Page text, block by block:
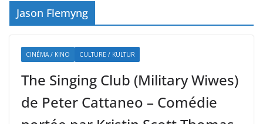
Jason Flemyng
CINÉMA / KINO CULTURE / KULTUR
The Singing Club (Military Wiwes)
de Peter Cattaneo – Comédie